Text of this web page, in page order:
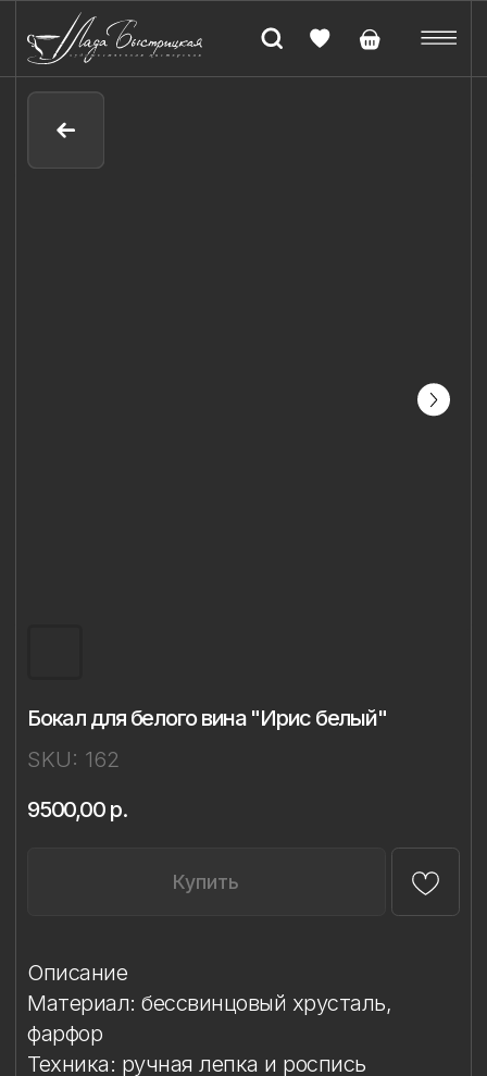
Описание
фарфор
Сертификаты: Бокалы имеют все
необходимые сертификаты и декларации
соответствия. Абсолютно безопасны в
использовании